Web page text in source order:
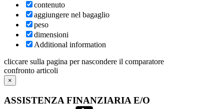
contenuto
aggiungere nel bagaglio
peso
dimensioni
Additional information
cliccare sulla pagina per nascondere il comparatore
confronto articoli
×
ASSISTENZA FINANZIARIA E/O